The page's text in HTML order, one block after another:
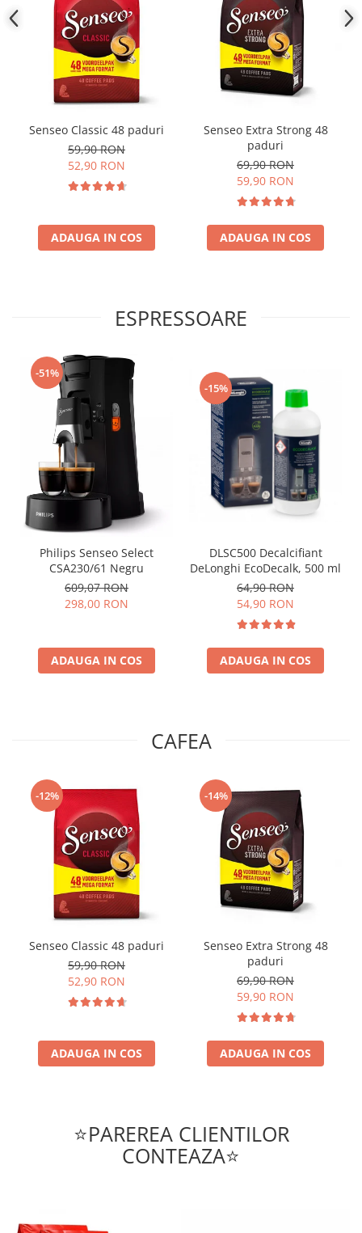
Senseo Classic 48 paduri
59,90 RON
52,90 RON
ADAUGA IN COS
Senseo Extra Strong 48
paduri
69,90 RON
59,90 RON
ADAUGA IN COS
ESPRESSOARE
-51%
Philips Senseo Select
CSA230/61 Negru
609,07 RON
298,00 RON
ADAUGA IN COS
-15%
DLSC500 Decalcifiant
DeLonghi EcoDecalk, 500 ml
64,90 RON
54,90 RON
ADAUGA IN COS
CAFEA
-12%
Senseo Classic 48 paduri
59,90 RON
52,90 RON
ADAUGA IN COS
-14%
Senseo Extra Strong 48
paduri
69,90 RON
59,90 RON
ADAUGA IN COS
⭐PAREREA CLIENTILOR
CONTEAZA⭐